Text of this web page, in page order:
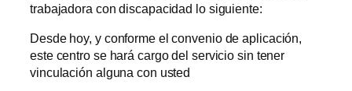
trabajadora con discapacidad lo siguiente:
Desde hoy, y conforme el convenio de aplicación,
este centro se hará cargo del servicio sin tener
vinculación alguna con usted